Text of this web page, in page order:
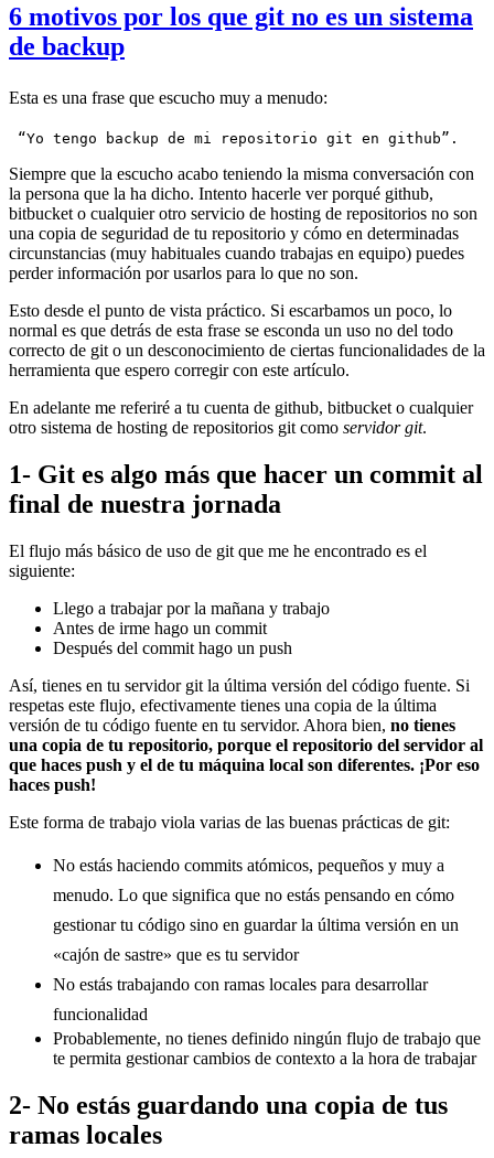
6 motivos por los que git no es un sistema
de backup
Esta es una frase que escucho muy a menudo:
“Yo tengo backup de mi repositorio git en github”.
Siempre que la escucho acabo teniendo la misma conversación con
la persona que la ha dicho. Intento hacerle ver porqué github,
bitbucket o cualquier otro servicio de hosting de repositorios no son
una copia de seguridad de tu repositorio y cómo en determinadas
circunstancias (muy habituales cuando trabajas en equipo) puedes
perder información por usarlos para lo que no son.
Esto desde el punto de vista práctico. Si escarbamos un poco, lo
normal es que detrás de esta frase se esconda un uso no del todo
correcto de git o un desconocimiento de ciertas funcionalidades de la
herramienta que espero corregir con este artículo.
En adelante me referiré a tu cuenta de github, bitbucket o cualquier
otro sistema de hosting de repositorios git como servidor git.
1- Git es algo más que hacer un commit al
final de nuestra jornada
El flujo más básico de uso de git que me he encontrado es el
siguiente:
Llego a trabajar por la mañana y trabajo
Antes de irme hago un commit
Después del commit hago un push
Así, tienes en tu servidor git la última versión del código fuente. Si
respetas este flujo, efectivamente tienes una copia de la última
versión de tu código fuente en tu servidor. Ahora bien, no tienes
una copia de tu repositorio, porque el repositorio del servidor al
que haces push y el de tu máquina local son diferentes. ¡Por eso
haces push!
Este forma de trabajo viola varias de las buenas prácticas de git:
No estás haciendo commits atómicos, pequeños y muy a
menudo. Lo que significa que no estás pensando en cómo
gestionar tu código sino en guardar la última versión en un
«cajón de sastre» que es tu servidor
No estás trabajando con ramas locales para desarrollar
funcionalidad
Probablemente, no tienes definido ningún flujo de trabajo que
te permita gestionar cambios de contexto a la hora de trabajar
2- No estás guardando una copia de tus
ramas locales